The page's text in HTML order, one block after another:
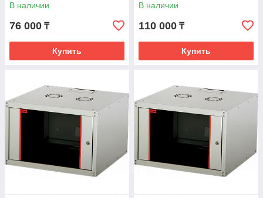
В наличии
76 000 ₸
Купить
В наличии
110 000 ₸
Купить